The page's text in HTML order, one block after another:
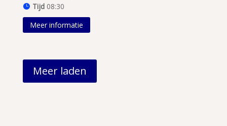
Tijd 08:30
Meer informatie
Meer laden